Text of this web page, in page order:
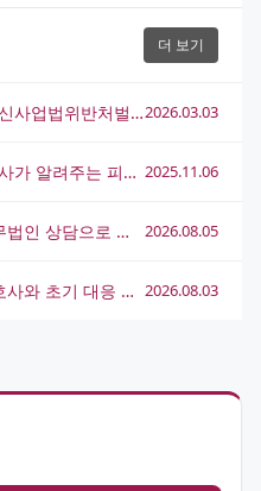
더 보기
강남보이스피싱변호사, 전기통신사업법위반처벌 피하는 실전 방어 전략2026.03.03
보이스피싱구제, 강릉사기변호사가 알려주는 피해금 회복 방법 2025.11.06
미회수채권 해결 전략, 서초법무법인 상담으로 실마리를 찾는 방법 2026.08.05
마약법 위반 혐의, 대구마약변호사와 초기 대응 전략 총정리 2026.08.03